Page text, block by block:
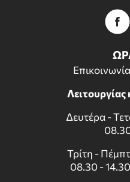
Δευτέρα -
Τρίτη -
08.30 -